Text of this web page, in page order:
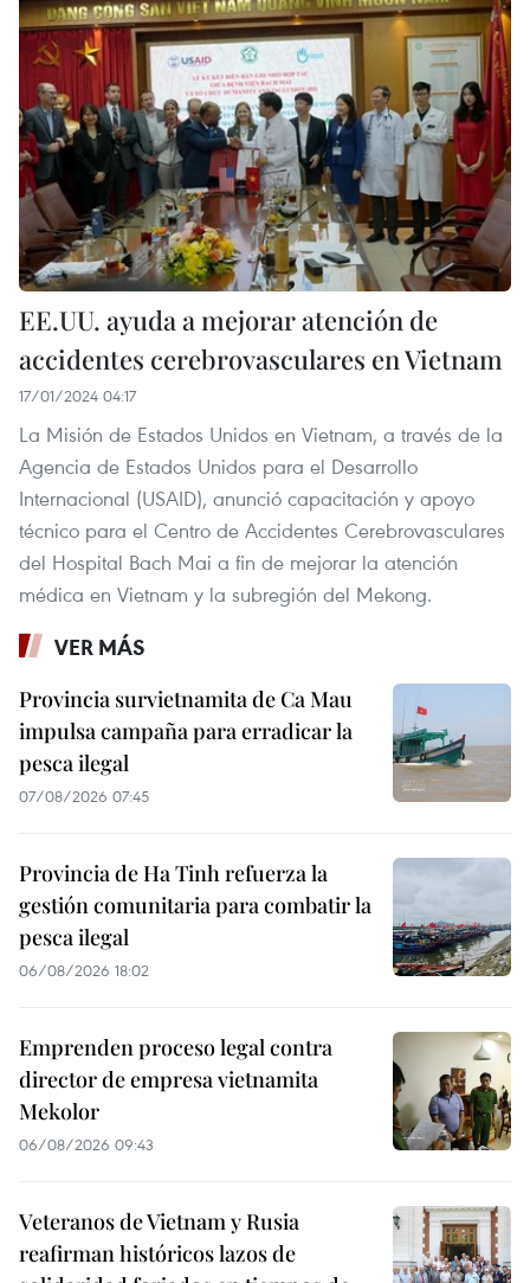
EE.UU. ayuda a mejorar atención de
accidentes cerebrovasculares en Vietnam
17/01/2024 04:17
La Misión de Estados Unidos en Vietnam, a través de la
Agencia de Estados Unidos para el Desarrollo
Internacional (USAID), anunció capacitación y apoyo
técnico para el Centro de Accidentes Cerebrovasculares
del Hospital Bach Mai a fin de mejorar la atención
médica en Vietnam y la subregión del Mekong.
VER MÁS
Provincia survietnamita de Ca Mau
impulsa campaña para erradicar la
pesca ilegal
07/08/2026 07:45
Provincia de Ha Tinh refuerza la
gestión comunitaria para combatir la
pesca ilegal
06/08/2026 18:02
Emprenden proceso legal contra
director de empresa vietnamita
Mekolor
06/08/2026 09:43
Veteranos de Vietnam y Rusia
reafirman históricos lazos de